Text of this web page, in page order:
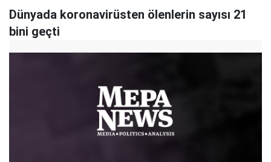
Dünyada koronavirüsten ölenlerin sayısı 21
bini geçti